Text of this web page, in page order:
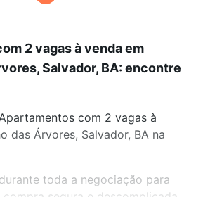
2 vagas à venda em
Salvador, BA: encontre
com 2 vagas à
das Árvores, Salvador, BA na
toda a negociação para